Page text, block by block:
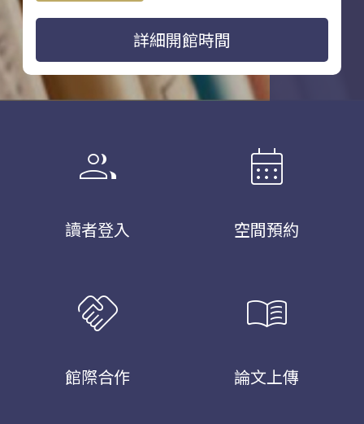
詳細開館時間
group
讀者登入
calendar_month
空間預約
handshake
館際合作
menu_book
論文上傳